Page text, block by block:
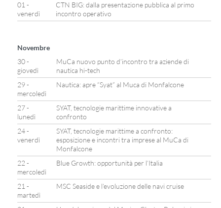
01 -
venerdì
CTN BIG: dalla presentazione pubblica al primo
incontro operativo
Novembre
30 -
giovedì
MuCa nuovo punto d’incontro tra aziende di
nautica hi-tech
29 -
mercoledì
Nautica: apre “Syat” al Muca di Monfalcone
27 -
lunedì
SYAT, tecnologie marittime innovative a
confronto
24 -
venerdì
SYAT, tecnologie marittime a confronto:
esposizione e incontri tra imprese al MuCa di
Monfalcone
22 -
mercoledì
Blue Growth: opportunità per l’Italia
21 -
martedì
MSC Seaside e l’evoluzione delle navi cruise